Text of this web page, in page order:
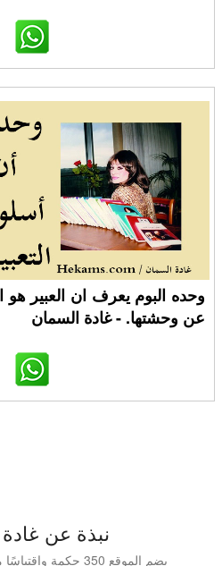
وحده البوم يعرف ان العبير هو
عن وحشتها. - غادة السمان
نبذة عن
يضم الموقع 350 حكمة واقتباسًا منسوبة إلى غادة السمان